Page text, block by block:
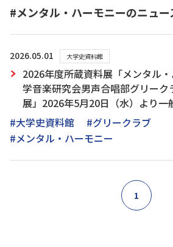
#メンタル・ハーモニーのニュー
2026.05.01 大学史資料館
2026年度所蔵資料展「メンタル
学音楽研究会男声合唱部グリー
展」2026年5月20日（水）より一
#大学史資料館
#グリークラブ
#メンタル・ハーモニー
1